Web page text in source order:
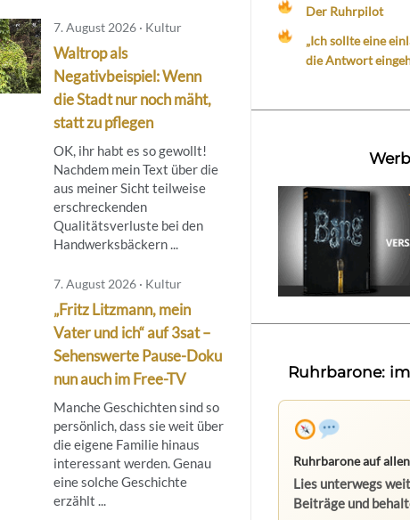
7. August 2026 · Kultur
Waltrop als
Negativbeispiel: Wenn
die Stadt nur noch mäht,
statt zu pflegen
OK, ihr habt es so gewollt!
Nachdem mein Text über die
aus meiner Sicht teilweise
erschreckenden
Qualitätsverluste bei den
Handwerksbäckern ...
7. August 2026 · Kultur
„Fritz Litzmann, mein
Vater und ich“ auf 3sat –
Sehenswerte Pause-Doku
nun auch im Free-TV
Manche Geschichten sind so
persönlich, dass sie weit über
die eigene Familie hinaus
interessant werden. Genau
eine solche Geschichte
erzählt ...
Der Ruhrpilot
„Ich sollte eine
die Antwort
Ruhrbarone:
Ruhrbarone auf
Lies unterwegs
Beiträge und